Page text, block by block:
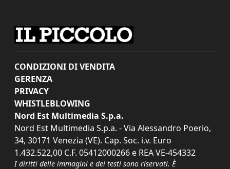
CONDIZIONI DI VENDITA
GERENZA
PRIVACY
WHISTLEBLOWING
Nord Est Multimedia S.p.a.
Nord Est Multimedia S.p.a. - Via Alessandro Poerio,
34, 30171 Venezia (VE). Cap. Soc. i.v. Euro
1.432.522,00 C.F. 05412000266 e REA VE-454332
I diritti delle immagini e dei testi sono riservati. È